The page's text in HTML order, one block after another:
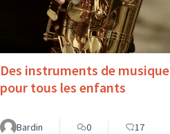
Des instruments de musique
pour tous les enfants
Bardin 0 17